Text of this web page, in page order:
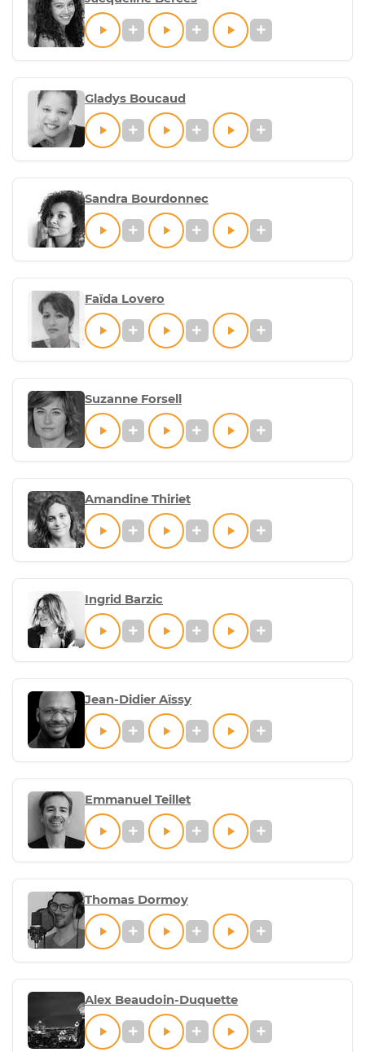
Gladys Boucaud
Sandra Bourdonnec
Faïda Lovero
Suzanne Forsell
Amandine Thiriet
Ingrid Barzic
Jean-Didier Aïssy
Emmanuel Teillet
Thomas Dormoy
Alex Beaudoin-Duquette